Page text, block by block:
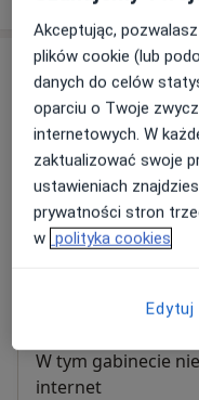
Adresy (2)
Adres 1 Adres 2
Gabinet
Jana Pawła II 13,
Dostępność
W tym gabinecie
internet
Akceptując,
plików cookie (lub
danych do celów
oparciu o Twoje
internetowych. W
zaktualizować swoje
ustawieniach
prywatności stron
w polityka cookies